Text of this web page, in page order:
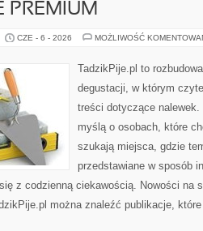
PREMIUM
CZE - 6 - 2026 MOŻLIWOŚĆ
TadzikPije.pl to
degustacji, w którym
treści dotyczące nalewek.
myślą o osobach, które
szukają miejsca, gdzie
przedstawiane w sposób
z codzienną ciekawością. Nowości na
można znaleźć publikacje,